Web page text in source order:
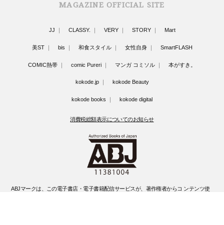
MAGAZINE OFFICIAL SITE
JJ CLASSY. VERY STORY Mart
美ST bis 和食スタイル 女性自身 SmartFLASH
COMIC熱帯 comic Pureri マンガ コミソル 本がすき。
kokode.jp kokode Beauty
kokode books kokode digital
消費税総額表示についてのお知らせ
ABJマークは、この電子書店・電子書籍配信サービスが、著作権者からコ ンテンツ使